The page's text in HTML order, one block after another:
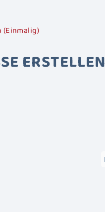
(Einmalig)
ERSTELLEN